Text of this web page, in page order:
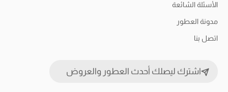
الأسئلة الشائعة
مدونة العطور
اتصل بنا
اشترك ليصلك أحدث العطور والعروض